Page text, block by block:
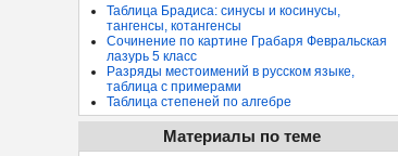
Таблица Брадиса: синусы и косинусы,
тангенсы, котангенсы
Сочинение по картине Грабаря Февральская
лазурь 5 класс
Разряды местоимений в русском языке,
таблица с примерами
Таблица степеней по алгебре
Материалы по теме